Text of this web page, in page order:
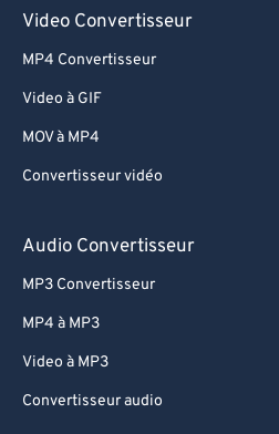
Video Convertisseur
MP4 Convertisseur
Video à GIF
MOV à MP4
Convertisseur vidéo
Audio Convertisseur
MP3 Convertisseur
MP4 à MP3
Video à MP3
Convertisseur audio